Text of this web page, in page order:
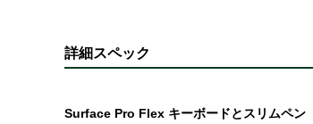
詳細スペック
Surface Pro Flex キーボードとスリムペン